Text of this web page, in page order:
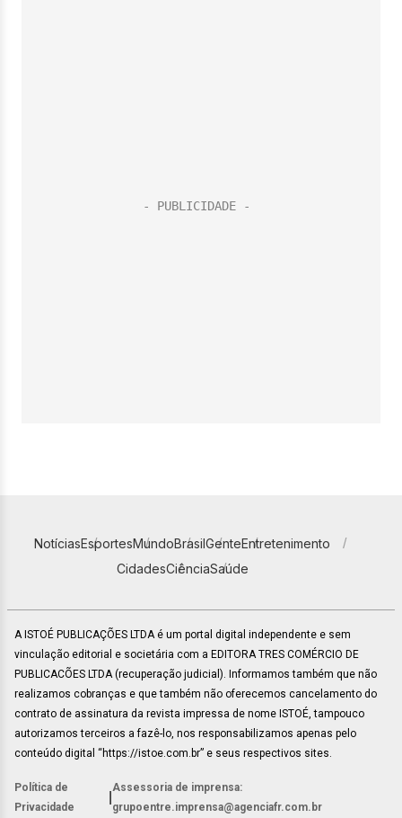
NotíciasEsportesMundoBrasilGenteEntretenimento
CidadesCiênciaSaúde
A ISTOÉ PUBLICAÇÕES LTDA é um portal digital independente e sem
vinculação editorial e societária com a EDITORA TRES COMÉRCIO DE
PUBLICACÕES LTDA (recuperação judicial). Informamos também que não
realizamos cobranças e que também não oferecemos cancelamento do
contrato de assinatura da revista impressa de nome ISTOÉ, tampouco
autorizamos terceiros a fazê-lo, nos responsabilizamos apenas pelo
conteúdo digital “https://istoe.com.br” e seus respectivos sites.
Política de
Privacidade
Assessoria de imprensa:
grupoentre.imprensa@agenciafr.com.br